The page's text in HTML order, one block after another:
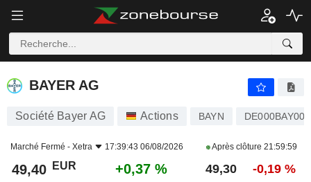
BAYER AG
BAYER AG
Société Bayer AG Actions BAYN
Marché Fermé - Xetra 17:39:43 06/08/2026 Après clôture 21:59:59
49,40 EUR +0,37 % 49,30 -0,19 %